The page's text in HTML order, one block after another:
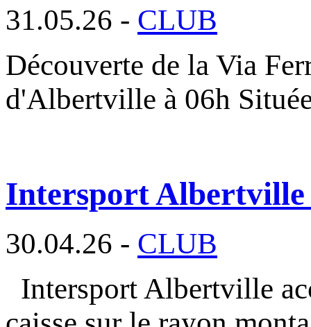
31.05.26 - CLUB
Découverte de la Via
d'Albertville à 06h
Intersport Albertville
30.04.26 - CLUB
Intersport Albertville